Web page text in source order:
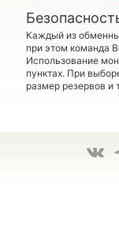
Каждый из
при этом команда
Использование
пунктах. При
размер резервов и